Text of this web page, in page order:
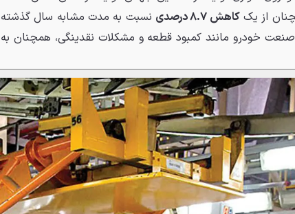
از یککاهش ۸.۷ درصدی
نسبت به مدت مشابه سال گذشته
خودرو مانند کمبود قطعه و مشکلات نقدینگی، همچنان به